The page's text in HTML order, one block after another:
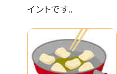
イントです。